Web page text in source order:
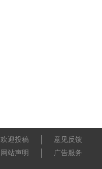
欢迎投稿
意见反馈
网站声明 广告服务